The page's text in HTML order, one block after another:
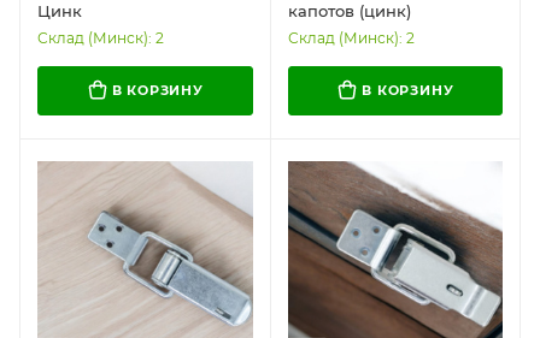
Цинк
Склад (Минск): 2
В КОРЗИНУ
капотов (цинк)
133.7*79.7мм.
Склад (Минск): 2
В КОРЗИНУ